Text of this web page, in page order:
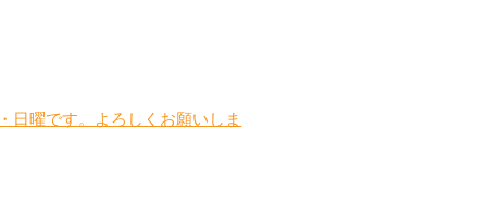
日曜です。よろしくお願いしま